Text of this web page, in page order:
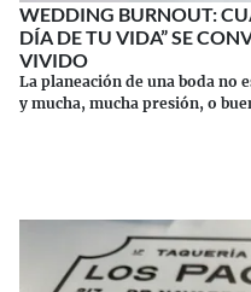
WEDDING BURNOUT:
DÍA DE TU VIDA” SE
VIVIDO
La planeación de una boda no
y mucha, mucha presión, o